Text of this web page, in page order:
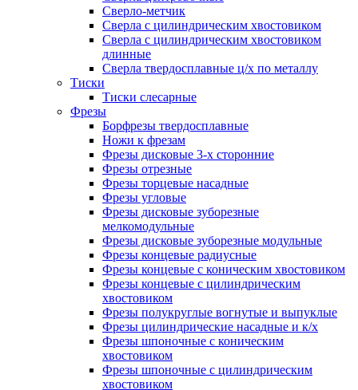
Сверло-метчик
Сверла с цилиндрическим хвостовиком
Сверла с цилиндрическим хвостовиком
длинные
Сверла твердосплавные ц/х по металлу
Тиски
Тиски слесарные
Фрезы
Борфрезы твердосплавные
Ножи к фрезам
Фрезы дисковые 3-х сторонние
Фрезы отрезные
Фрезы торцевые насадные
Фрезы угловые
Фрезы дисковые зуборезные
мелкомодульные
Фрезы дисковые зуборезные модульные
Фрезы концевые радиусные
Фрезы концевые с коническим хвостовиком
Фрезы концевые с цилиндрическим
хвостовиком
Фрезы полукруглые вогнутые и выпуклые
Фрезы цилиндрические насадные и к/х
Фрезы шпоночные с коническим
хвостовиком
Фрезы шпоночные с цилиндрическим
хвостовиком